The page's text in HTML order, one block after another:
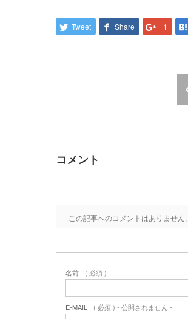
Tweet Share +1
コメント
この記事へのコメントはありません。
名前 ( 必須 )
E-MAIL ( 必須 ) - 公開されません -